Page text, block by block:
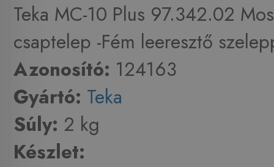
Teka MC-10 Plus 97.342.02
csaptelep -Fém leeresztő
Azonosító: 124163
Gyártó: Teka
Súly: 2 kg
Készlet: